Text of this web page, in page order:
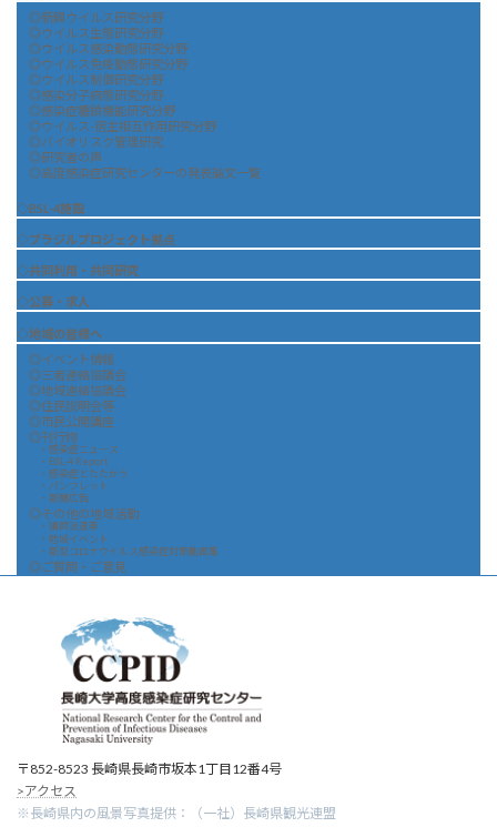
◎新興ウイルス研究分野
◎ウイルス生態研究分野
◎ウイルス感染動態研究分野
◎ウイルス免疫動態研究分野
◎ウイルス制御研究分野
◎感染分子病態研究分野
◎感染症糖鎖機能研究分野
◎ウイルス-宿主相互作用研究分野
◎バイオリスク管理研究
◎研究者の声
◎高度感染症研究センターの発表論文一覧
◇BSL-4施設
◇ブラジルプロジェクト拠点
◇共同利用・共同研究
◇公募・求人
◇地域の皆様へ
◎イベント情報
◎三者連絡協議会
◎地域連絡協議会
◎住民説明会等
◎市民公開講座
◎刊行物
・感染症ニュース
・BSL-4 Report
・感染症とたたかう
・パンフレット
・新聞広告
◎その他の地域活動
・講師派遣等
・地域イベント
・新型コロナウイルス感染症対策動画集
◎ご質問・ご意見
〒852-8523 長崎県長崎市坂本1丁目12番4号
>アクセス
※長崎県内の風景写真提供：（一社）長崎県観光連盟